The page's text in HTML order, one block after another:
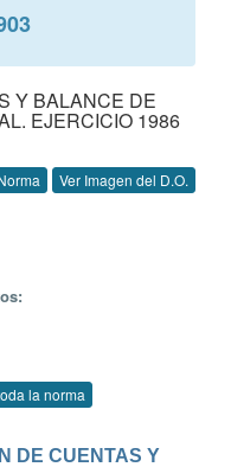
Y BALANCE DE
EJERCICIO 1986
Ver Imagen del D.O.
la norma
DE CUENTAS Y